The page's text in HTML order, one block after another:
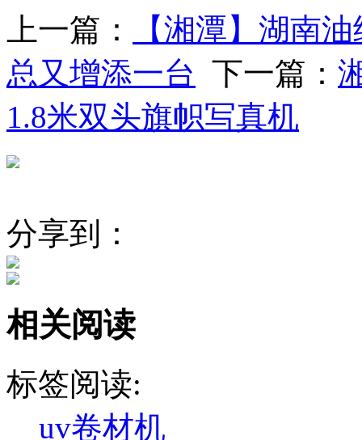
上一篇：
【湘潭】湖南
总又增添一台 下一篇：
1.8米双头旗帜写真机
分享到：
相关阅读
标签阅读:
uv卷材机